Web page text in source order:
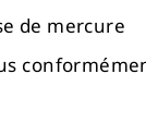
de mercure